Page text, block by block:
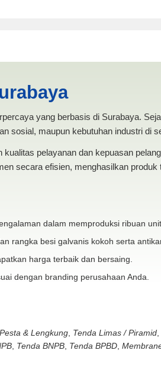
yang berbasis di Surabaya.
sosial, maupun kebutuhan industri di
pelayanan dan kepuasan
secara efisien, menghasilkan
dalam memproduksi ribuan unit
rangka besi galvanis kokoh serta
harga terbaik dan bersaing.
dengan branding perusahaan Anda.
& Lengkung, Tenda Limas / Piramid,
, Tenda BNPB, Tenda BPBD,